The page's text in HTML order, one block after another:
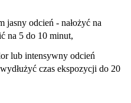
jasny odcień - nałożyć na
na 5 do 10 minut,
lub intensywny odcień
czas ekspozycji do 20